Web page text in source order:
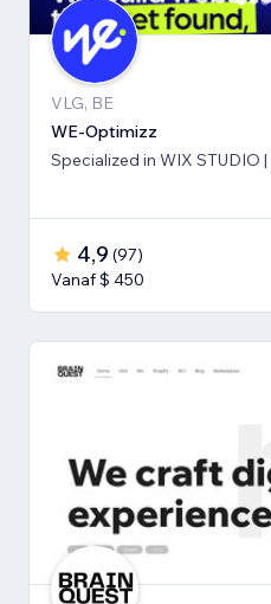
VLG, BE
WE-Optimizz
4,9 (97)
Vanaf $ 450